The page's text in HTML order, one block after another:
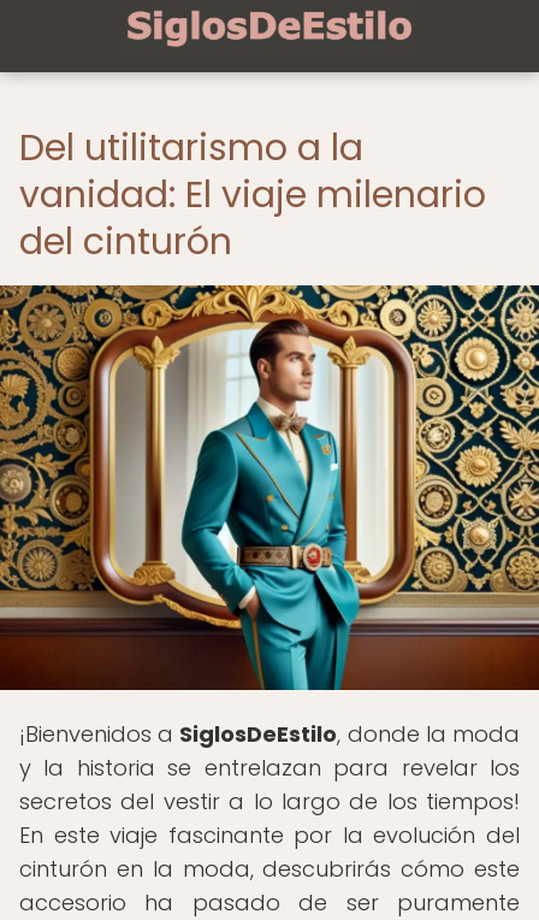
Del utilitarismo a la
vanidad: El viaje milenario
del cinturón
¡Bienvenidos a SiglosDeEstilo, donde la moda
y la historia se entrelazan para revelar los
secretos del vestir a lo largo de los tiempos!
En este viaje fascinante por la evolución del
cinturón en la moda, descubrirás cómo este
accesorio ha pasado de ser puramente